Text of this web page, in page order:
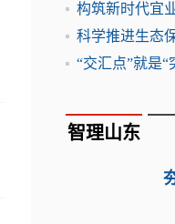
构筑新时代宜
科学推进生态
“交汇点”就是“
智理山东